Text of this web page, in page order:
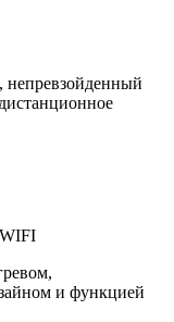
непревзойденный
и функцией